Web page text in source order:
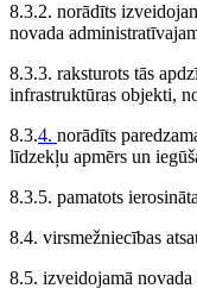
8.3.2. norādīts
novada
8.3.3. raksturots tās
infrastruktūras objekti,
8.3.4. norādīts
līdzekļu apmērs un
8.3.5. pamatots
8.4. virsmežniecības
8.5. izveidojamā novada